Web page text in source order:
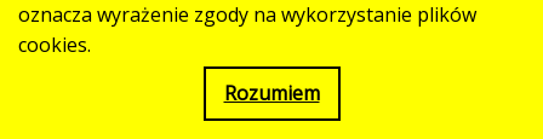
Mapa strony
Strona utworzona w standardzie WCAG 2.1
oznacza wyrażenie zgody na wykorzystanie plików
cookies.
Rozumiem